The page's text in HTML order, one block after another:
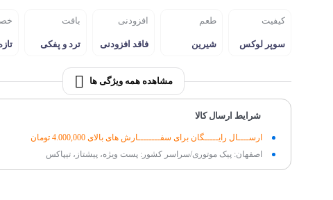
کیفیت
سوپر لوکس
طعم
شیرین
افزودنی
فاقد افزودنی
بافت
ترد و پفکی
مشاهده همه ویژگی ها
شرایط ارسال کالا
ارســــال رایـــــگان برای سفــــــــارش های بالای 4.000,000 تومان
اصفهان: پیک موتوری/سراسر کشور: پست ویژه، پیشتاز، تیپاکس